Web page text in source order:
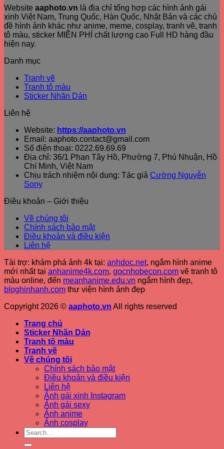
Website aaphoto.vn là địa chỉ tổng hợp các hình ảnh gái
xinh Việt Nam, Trung Quốc, Hàn Quốc, Nhật Bản và các chủ
đề hình ảnh khác như anime, meme, cosplay, tranh vẽ, tranh
tô màu, sticker MIỄN PHÍ chất lượng cao Full HD hàng đầu
hiện nay.
Danh mục
Tranh vẽ
Tranh tô màu
Sticker Nhãn Dán
Liên hệ
Website: https://aaphoto.vn
Email: aaphoto.contact@gmail.com
Số điện thoại: 0222.69.69.69
Địa chỉ: 36/1 Phan Tây Hồ, Phường 7, Phú Nhuận, Hồ
Chí Minh, Việt Nam
Chịu trách nhiệm nội dung: Tác giả Cường Nguyễn
Sony
Điều khoản – Giới thiệu
Về chúng tôi
Chính sách bảo mật
Điều khoản và điều kiện
Liên hệ
Tài trợ: khám phá ảnh 4k tại: anhdoc.net, ngắm hình anime
mới nhất tại anhanime4k.com, gocnhobecon.com vẽ tranh tô
màu online, đến meanhanime.edu.vn ngắm hình đẹp,
bloghinhanh.com thư viện hình ảnh đẹp
Copyright 2026 © aaphoto.vn All rights reserved
Trang chủ
Sticker Nhãn Dán
Tranh tô màu
Tranh vẽ
Về chúng tôi
Chính sách bảo mật
Điều khoản và điều kiện
Liên hệ
Ảnh gái xinh Instagram
Ảnh gái sexy
Ảnh anime
Ảnh cosplay